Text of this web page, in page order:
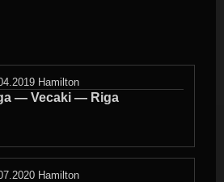
Hamilton
— Vecaki — Riga
Hamilton